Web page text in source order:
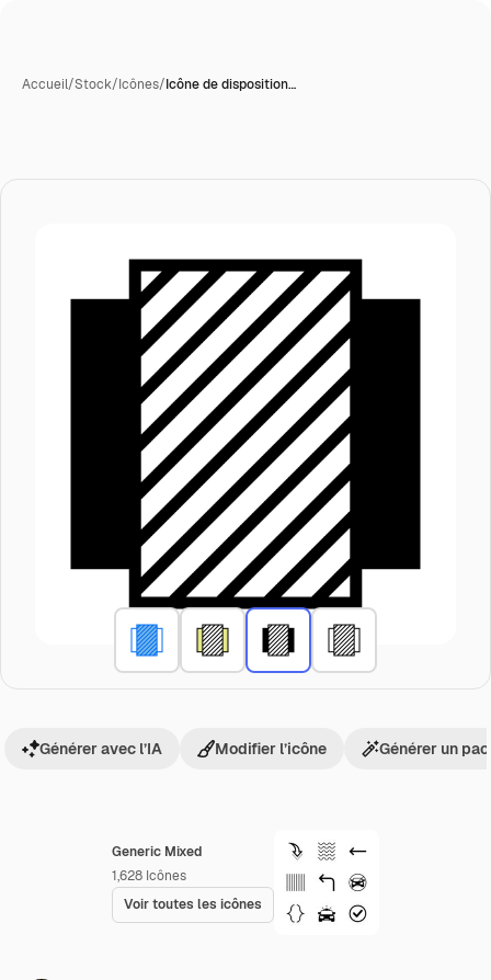
Accueil/Stock/Icônes/Icône de disposition…
Generic Mixed
1,628 Icônes
Voir toutes les icônes
Générer avec l’IA Modifier l’icône Générer un